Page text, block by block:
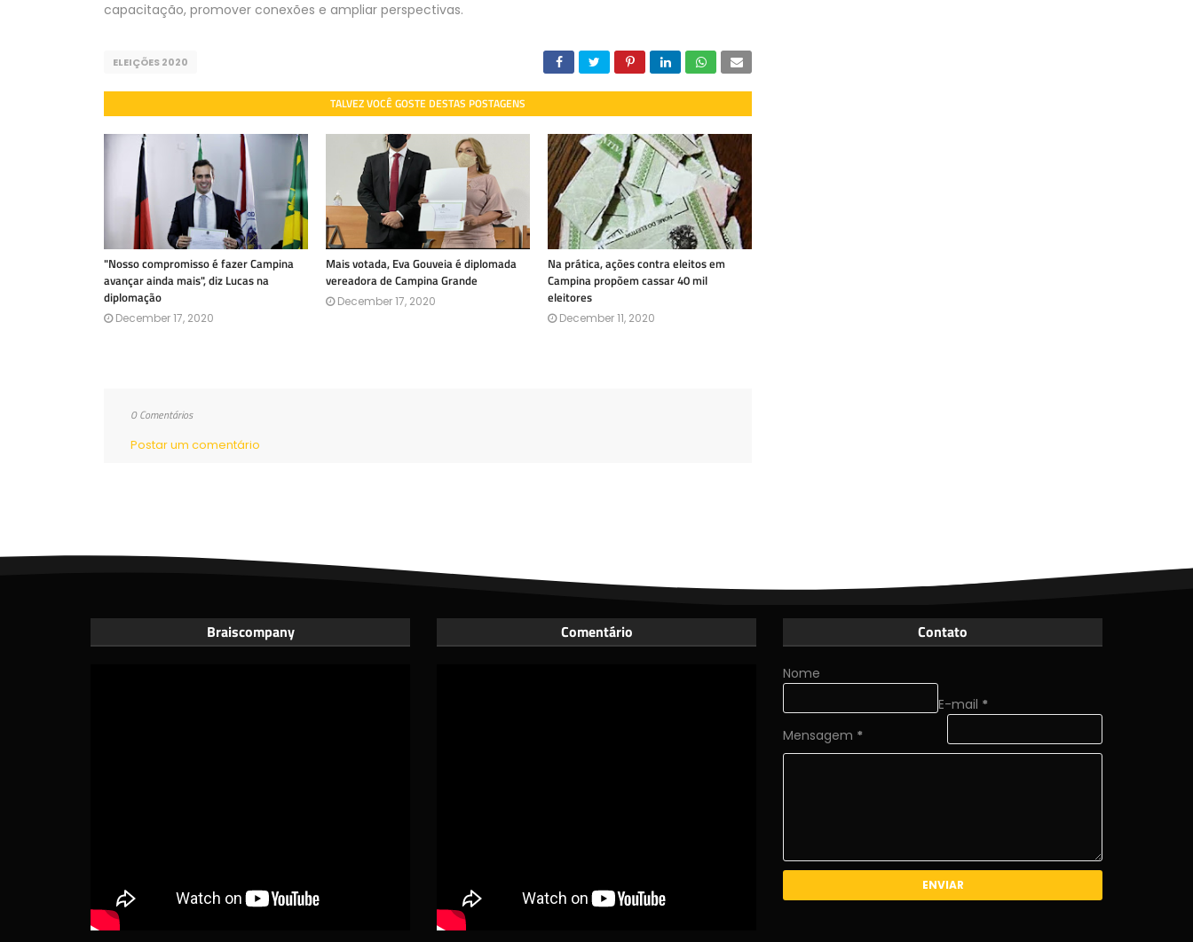
capacitação, promover conexões e ampliar perspectivas.
ELEIÇÕES 2020
TALVEZ VOCÊ GOSTE DESTAS POSTAGENS
"Nosso compromisso é fazer Campina
avançar ainda mais", diz Lucas na
diplomação
December 17, 2020
Mais votada, Eva Gouveia é diplomada
vereadora de Campina Grande
December 17, 2020
Na prática, ações contra eleitos em
Campina propõem cassar 40 mil
eleitores
December 11, 2020
0 Comentários
Postar um comentário
Braiscompany Comentário Contato
Nome
E-mail *
Mensagem *